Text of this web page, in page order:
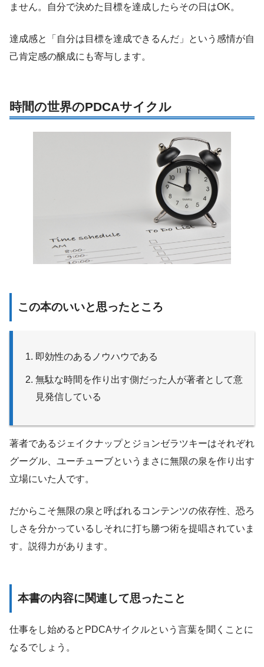
ません。自分で決めた目標を達成したらその日はOK。
達成感と「自分は目標を達成できるんだ」という感情が自
己肯定感の醸成にも寄与します。
時間の世界のPDCAサイクル
この本のいいと思ったところ
即効性のあるノウハウである
無駄な時間を作り出す側だった人が著者として意
見発信している
著者であるジェイクナップとジョンゼラツキーはそれぞれ
グーグル、ユーチューブというまさに無限の泉を作り出す
立場にいた人です。
だからこそ無限の泉と呼ばれるコンテンツの依存性、恐ろ
しさを分かっているしそれに打ち勝つ術を提唱されていま
す。説得力があります。
本書の内容に関連して思ったこと
仕事をし始めるとPDCAサイクルという言葉を聞くことに
なるでしょう。